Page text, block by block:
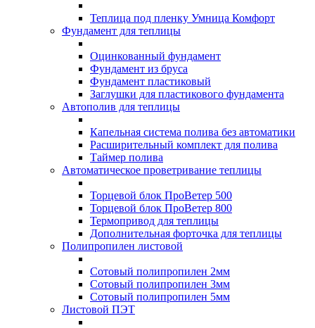
Теплица под пленку Умница Комфорт
Фундамент для теплицы
Оцинкованный фундамент
Фундамент из бруса
Фундамент пластиковый
Заглушки для пластикового фундамента
Автополив для теплицы
Капельная система полива без автоматики
Расширительный комплект для полива
Таймер полива
Автоматическое проветривание теплицы
Торцевой блок ПроВетер 500
Торцевой блок ПроВетер 800
Термопривод для теплицы
Дополнительная форточка для теплицы
Полипропилен листовой
Сотовый полипропилен 2мм
Сотовый полипропилен 3мм
Сотовый полипропилен 5мм
Листовой ПЭТ